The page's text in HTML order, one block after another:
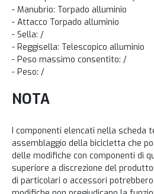
- Manubrio: Torpado alluminio
- Attacco Torpado alluminio
- Sella: /
- Reggisella: Telescopico alluminio
- Peso massimo consentito: /
- Peso: /
NOTA
I componenti elencati nella scheda
assemblaggio della bicicletta che
delle modifiche con componenti di
superiore a discrezione del
di particolari o accessori